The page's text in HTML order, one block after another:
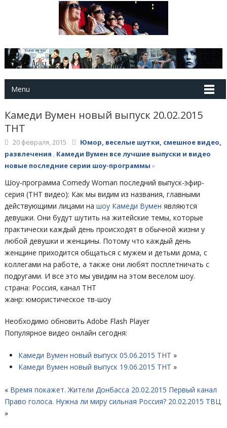
Menu
Камеди Вумен новый выпуск 20.02.2015
ТНТ
20 февраля, 2015
Юмор, веселые шутки, смешное видео,
развлечения
Камеди Вумен все лучшие выпуски и видео
новые последние серии шоу-программы »
Шоу-программа Comedy Woman последний выпуск-эфир-
серия (ТНТ видео): Как мы видим из названия, главными
действующими лицами на шоу Камеди Вумен являются
девушки. Они будут шутить на житейские темы, которые
практически каждый день происходят в обычной жизни у
любой девушки и женщины. Потому что каждый день
женщине приходится общаться с мужем и детьми дома, с
коллегами на работе, а также они любят посплетничать с
подругами. И все это мы увидим на этом веселом шоу.
страна: Россия, канал ТНТ
жанр: юмористическое тв-шоу
Необходимо обновить Adobe Flash Player
Популярное видео онлайн сегодня:
Камеди Вумен новый выпуск 05.06.2015 ТНТ »
Камеди Вумен новый выпуск 19.06.2015 ТНТ »
« Время покажет. Жители Донбасса 20.02.2015 Первый канал
Право голоса. Нужна ли миру сильная Россия? 20.02.2015 ТВЦ
»